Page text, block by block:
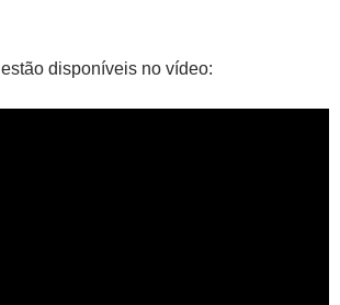
disponíveis no vídeo: